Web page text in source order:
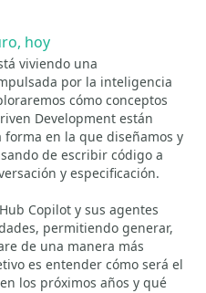
hoy
viviendo una
por la inteligencia
cómo conceptos
Development están
en la que diseñamos y
de escribir código a
y especificación.
Copilot y sus agentes
permitiendo generar,
de una manera más
es entender cómo será el
los próximos años y qué